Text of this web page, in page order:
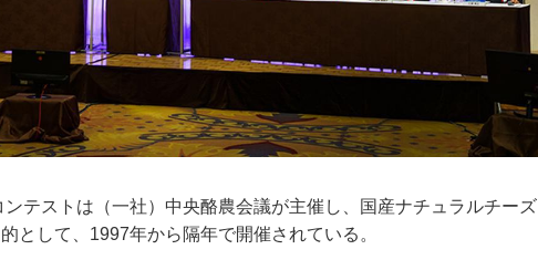
テストは（一社）中央酪農会議が主催し、国産ナチュラルチーズ
として、1997年から隔年で開催されている。